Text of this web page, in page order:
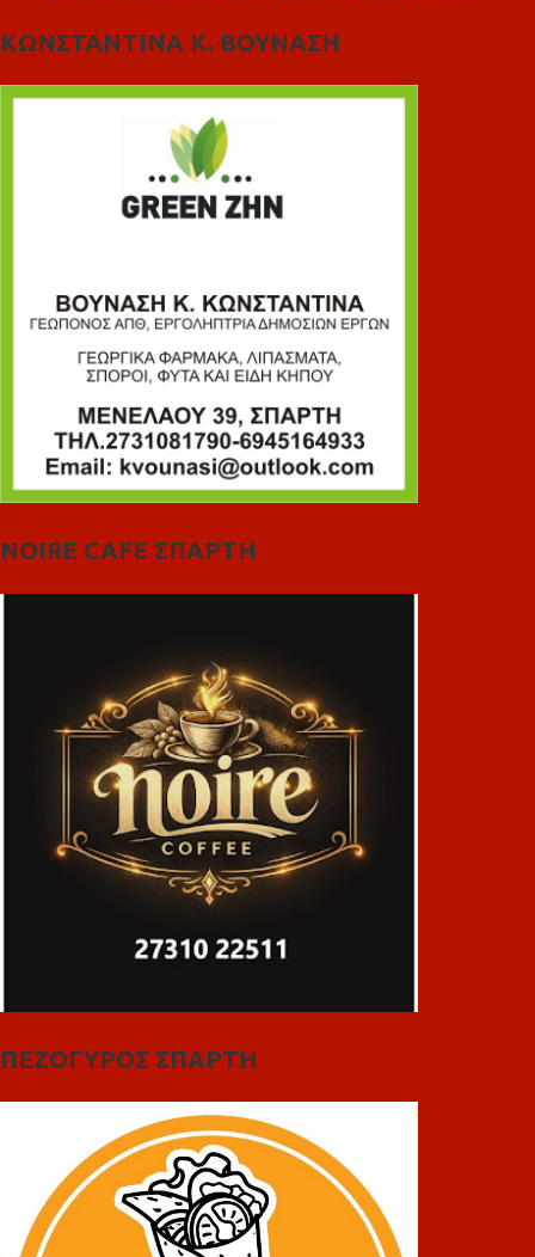
ΚΩΝΣΤΑΝΤΙΝΑ Κ. ΒΟΥΝΑΣΗ
NOIRE CAFE ΣΠΑΡΤΗ
ΠΕΖΟΓΥΡΟΣ ΣΠΑΡΤΗ